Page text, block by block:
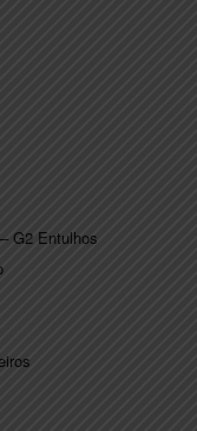
G2 Entulhos